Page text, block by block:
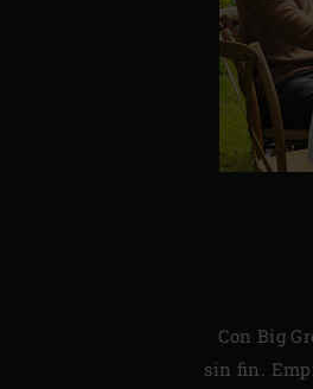
Con Big
sin fin.